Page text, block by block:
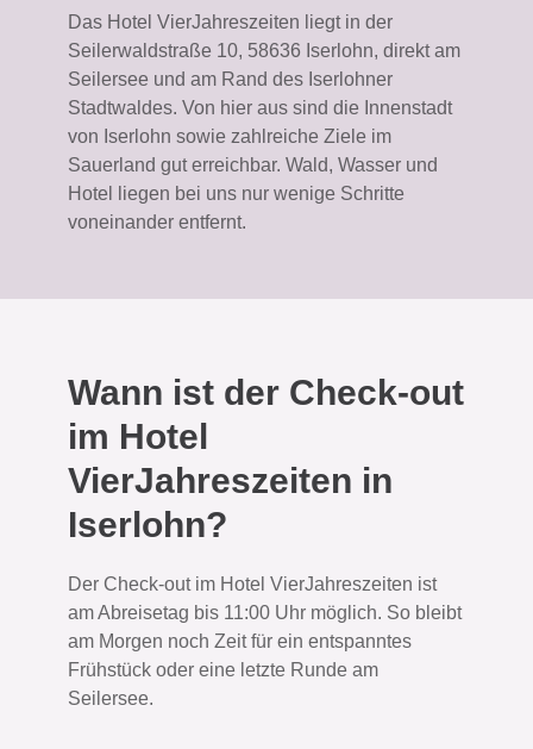
Das Hotel VierJahreszeiten liegt in der
Seilerwaldstraße 10, 58636 Iserlohn, direkt am
Seilersee und am Rand des Iserlohner
Stadtwaldes. Von hier aus sind die Innenstadt
von Iserlohn sowie zahlreiche Ziele im
Sauerland gut erreichbar. Wald, Wasser und
Hotel liegen bei uns nur wenige Schritte
voneinander entfernt.
Wann ist der Check-out
im Hotel
VierJahreszeiten in
Iserlohn?
Der Check-out im Hotel VierJahreszeiten ist
am Abreisetag bis 11:00 Uhr möglich. So bleibt
am Morgen noch Zeit für ein entspanntes
Frühstück oder eine letzte Runde am
Seilersee.